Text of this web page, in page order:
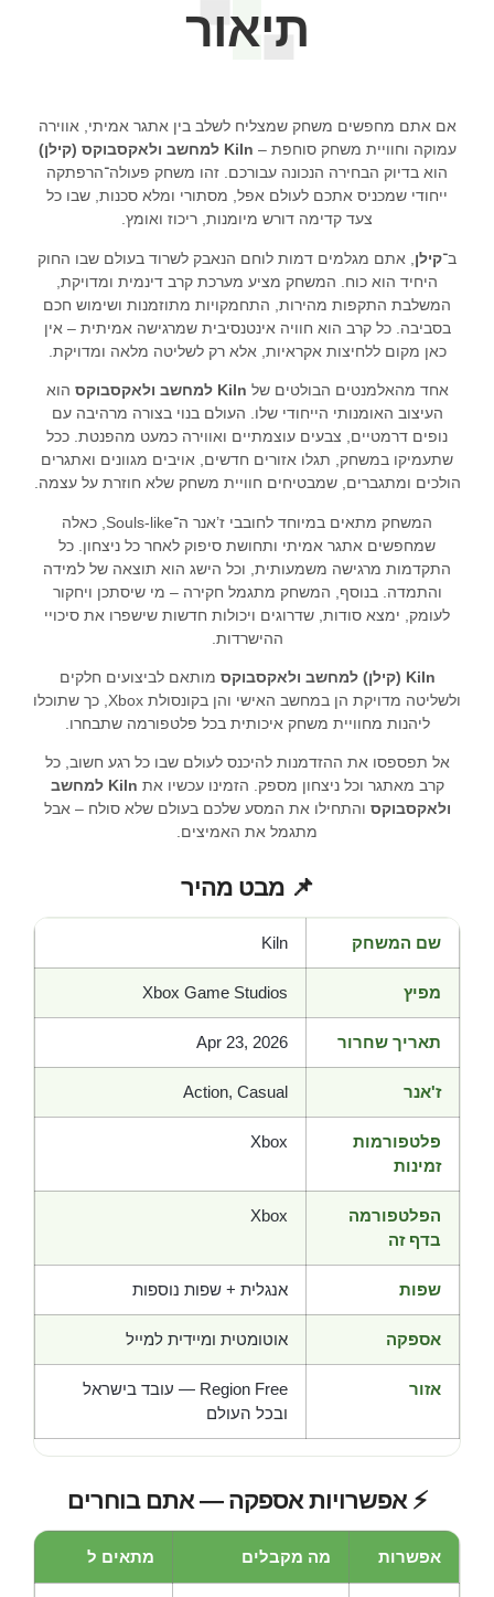
תיאור
אם אתם מחפשים משחק שמצליח לשלב בין אתגר אמיתי, אווירה
עמוקה וחוויית משחק סוחפת – Kiln למחשב ולאקסבוקס (קילן)
הוא בדיוק הבחירה הנכונה עבורכם. זהו משחק פעולה־הרפתקה
ייחודי שמכניס אתכם לעולם אפל, מסתורי ומלא סכנות, שבו כל
צעד קדימה דורש מיומנות, ריכוז ואומץ.
ב־קילן , אתם מגלמים דמות לוחם הנאבק לשרוד בעולם שבו החוק
היחיד הוא כוח. המשחק מציע מערכת קרב דינמית ומדויקת,
המשלבת התקפות מהירות, התחמקויות מתוזמנות ושימוש חכם
בסביבה. כל קרב הוא חוויה אינטנסיבית שמרגישה אמיתית – אין
כאן מקום ללחיצות אקראיות, אלא רק לשליטה מלאה ומדויקת.
אחד מהאלמנטים הבולטים של Kiln למחשב ולאקסבוקס
הוא
העיצוב האומנותי הייחודי שלו. העולם בנוי בצורה מרהיבה עם
נופים דרמטיים, צבעים עוצמתיים ואווירה כמעט מהפנטת. ככל
שתעמיקו במשחק, תגלו אזורים חדשים, אויבים מגוונים ואתגרים
הולכים ומתגברים, שמבטיחים חוויית משחק שלא חוזרת על עצמה.
המשחק מתאים במיוחד לחובבי ז’אנר ה־Souls-like, כאלה
שמחפשים אתגר אמיתי ותחושת סיפוק לאחר כל ניצחון. כל
התקדמות מרגישה משמעותית, וכל הישג הוא תוצאה של למידה
והתמדה. בנוסף, המשחק מתגמל חקירה – מי שיסתכן ויחקור
לעומק, ימצא סודות, שדרוגים ויכולות חדשות שישפרו את סיכויי
ההישרדות.
Kiln (קילן) למחשב ולאקסבוקס
מותאם לביצועים חלקים
ולשליטה מדויקת הן במחשב האישי והן בקונסולת Xbox, כך שתוכלו
ליהנות מחוויית משחק איכותית בכל פלטפורמה שתבחרו.
אל תפספסו את ההזדמנות להיכנס לעולם שבו כל רגע חשוב, כל
קרב מאתגר וכל ניצחון מספק. הזמינו עכשיו את
Kiln למחשב
ולאקסבוקס והתחילו את המסע שלכם בעולם שלא סולח – אבל
מתגמל את האמיצים.
📌 מבט מהיר
שם המשחק Kiln
מפיץ Xbox Game Studios
תאריך שחרור Apr 23, 2026
ז'אנר Action, Casual
פלטפורמות
זמינות
Xbox
הפלטפורמה
בדף זה
Xbox
שפות אנגלית + שפות נוספות
אספקה אוטומטית ומיידית למייל
אזור
Region Free — עובד בישראל
ובכל העולם
⚡ אפשרויות אספקה — אתם בוחרים
אפשרות מה מקבלים מתאים ל